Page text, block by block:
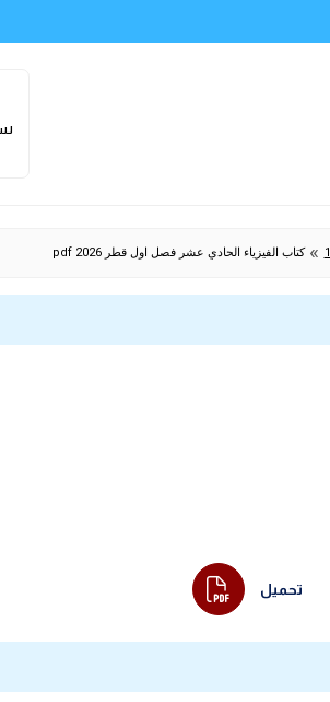
» كتاب الفيزياء الحادي عشر فصل اول قطر 2026 pdf
تحميل